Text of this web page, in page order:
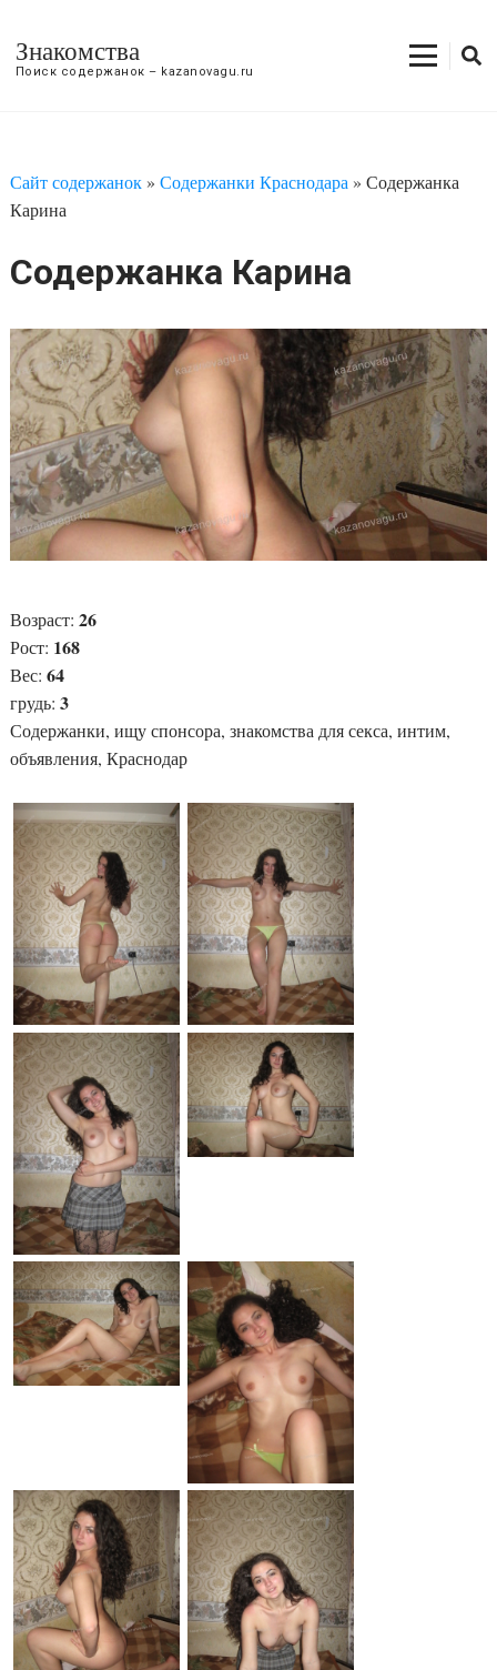
Знакомства
Поиск содержанок – kazanovagu.ru
Сайт содержанок» Содержанки Краснодара » Содержанка
Карина
Содержанка Карина
Возраст: 26
Рост: 168
Вес: 64
грудь: 3
Содержанки, ищу спонсора, знакомства для секса, интим,
объявления, Краснодар